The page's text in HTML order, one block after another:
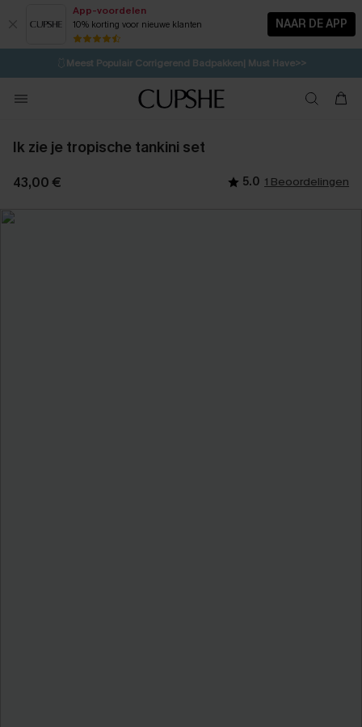
App-voordelen
10% korting voor nieuwe klanten NAAR DE APP
⚡️LAATSTE KANS | Tot 50% korting>>
🩱Meest Populair Corrigerend Badpakken| Must Have>>
💌Abonneer je & ontvang tot 15% korting>>
Koop 3, krijg 15% korting | CODE: SW15
Ik zie je tropische tankini set
43,00 € 5.0 1 Beoordelingen